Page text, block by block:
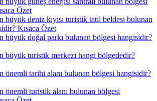
Özet
büyük deniz kıyısı turistik tatil beldesi bulunan
Kısaca Özet
büyük doğal parkı bulunan bölgesi hangisidir?
büyük turistik merkezi hangi bölgededir?
önemli tarihi alanı bulunan bölgesi hangisidir?
önemli turistik alanı bulunan bölgesi